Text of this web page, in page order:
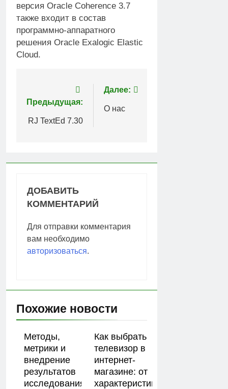
версия Oracle Coherence 3.7
также входит в состав
программно-аппаратного
решения Oracle Exalogic Elastic
Cloud.
Навигация
по
Предыдущая:
RJ TextEd 7.30
Далее:
О нас
ДОБАВИТЬ
КОММЕНТАРИЙ
Для отправки комментария
вам необходимо
авторизоваться.
Похожие новости
Методы,
метрики и
внедрение
результатов
исследования
Как выбрать
телевизор в
интернет-
магазине: от
характеристик